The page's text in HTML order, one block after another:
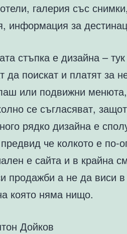
галерия със
информация за
стъпка е дизайна –
да поискат и платят за
или подвижни менюта,
се съгласяват,
рядко дизайна е
че колкото е по-
е сайта и в крайна
продажби а не да виси в
която няма нищо.
Дойков